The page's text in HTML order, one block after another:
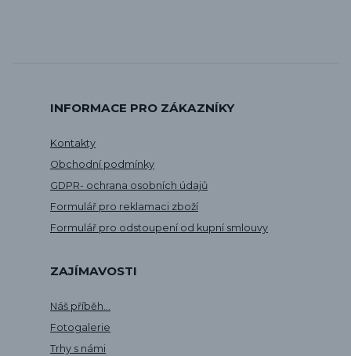
INFORMACE PRO ZÁKAZNÍKY
Kontakty
Obchodní podmínky
GDPR- ochrana osobních údajů
Formulář pro reklamaci zboží
Formulář pro odstoupení od kupní smlouvy
ZAJÍMAVOSTI
Náš příběh...
Fotogalerie
Trhy s námi